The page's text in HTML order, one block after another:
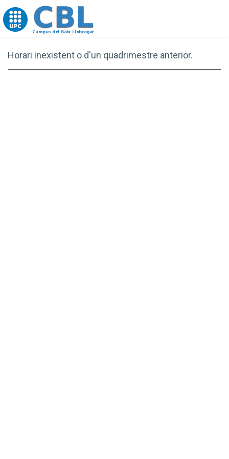
Go to upc.edu
Horari inexistent o d'un quadrimestre anterior.